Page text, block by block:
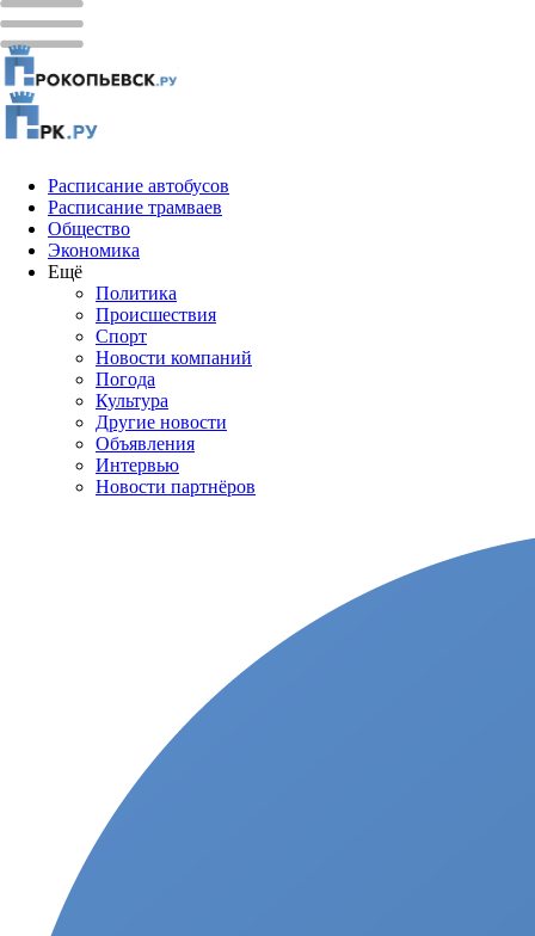
Расписание автобусов
Расписание трамваев
Общество
Экономика
Ещё
Политика
Проиcшествия
Спорт
Новости компаний
Погода
Культура
Другие новости
Объявления
Интервью
Новости партнёров